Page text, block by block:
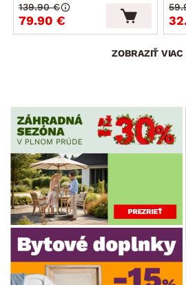
79.90 €
139.90 €
ZOBRAZIŤ VIAC